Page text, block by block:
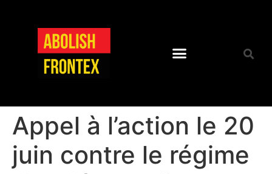
Appel à l’action le 20
juin contre le régime